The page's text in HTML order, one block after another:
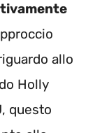
allo
Holly
questo